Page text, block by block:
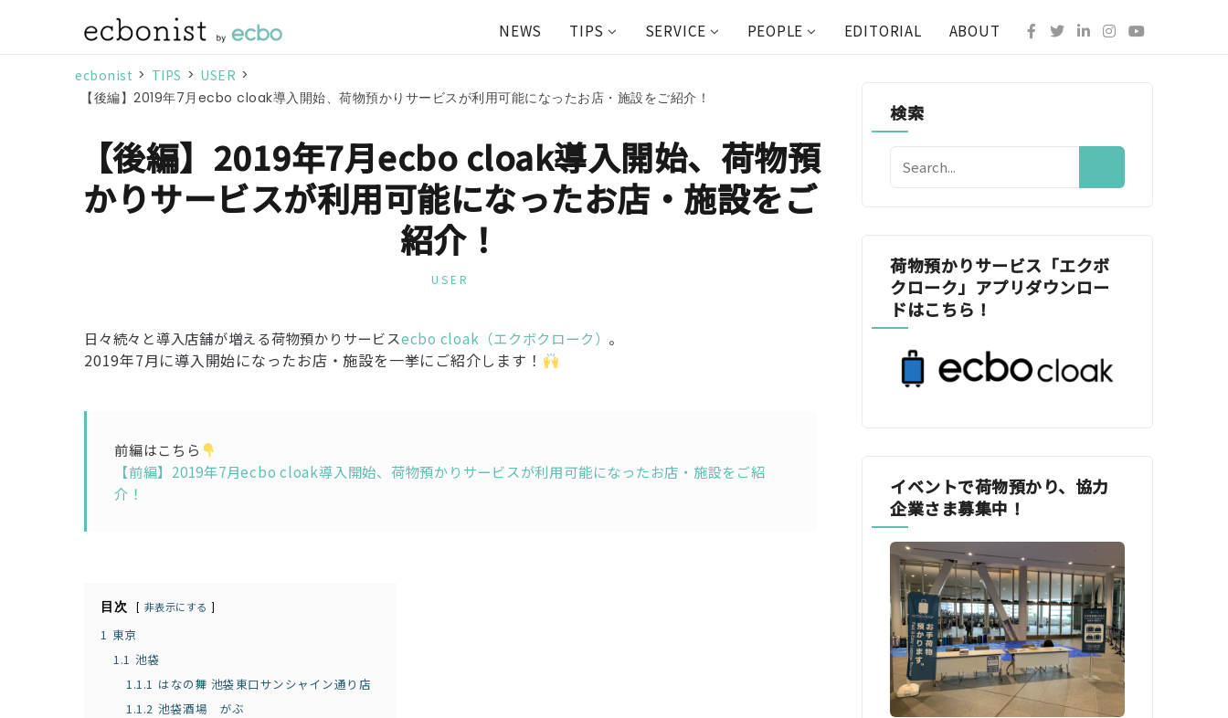
NEWS TIPS SERVICE PEOPLE EDITORIAL ABOUT
ecbonist > TIPS > USER >
【後編】2019年7月ecbo cloak導入開始、荷物預かりサービスが利用可能になったお店・施設をご紹介！
【後編】2019年7月ecbo cloak導入開始、荷物預
かりサービスが利用可能になったお店・施設をご
紹介！
USER
日々続々と導入店舗が増える荷物預かりサービスecbo cloak（エクボクローク） 。
2019年7月に導入開始になったお店・施設を一挙にご紹介します！
前編はこちら
【前編】2019年7月ecbo cloak導入開始、荷物預かりサービスが利用可能になったお店・施設をご紹
介！
目次 非表示にする
1 東京
1.1 池袋
1.1.1 はなの舞 池袋東口サンシャイン通り店
1.1.2 池袋酒場 がぶ
検索
荷物預かりサービス「エクボ
クローク」アプリダウンロー
ドはこちら！
イベントで荷物預かり、協力
企業さま募集中！